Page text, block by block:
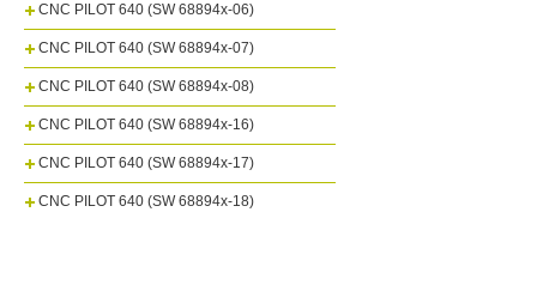
CNC PILOT 640 (SW 68894x-06)
CNC PILOT 640 (SW 68894x-07)
CNC PILOT 640 (SW 68894x-08)
CNC PILOT 640 (SW 68894x-16)
CNC PILOT 640 (SW 68894x-17)
CNC PILOT 640 (SW 68894x-18)